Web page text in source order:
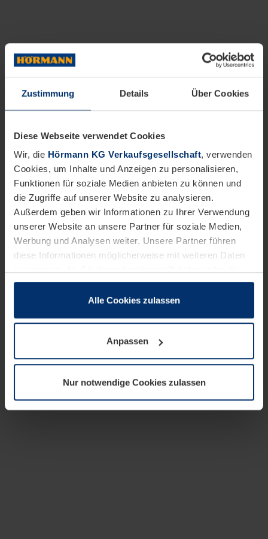
Zustimmung Details Über Cookies
Diese Webseite verwendet Cookies
Wir, die Hörmann KG Verkaufsgesellschaft, verwenden
Cookies, um Inhalte und Anzeigen zu personalisieren,
Funktionen für soziale Medien anbieten zu können und
die Zugriffe auf unserer Website zu analysieren.
Außerdem geben wir Informationen zu Ihrer Verwendung
unserer Website an unsere Partner für soziale Medien,
Werbung und Analysen weiter. Unsere Partner führen
diese Informationen möglicherweise mit weiteren Daten
sie im Rahmen Ihrer Nutzung der Dienste gesammelt
wenn diese für den Betrieb dieser Seite unbedingt
notwendig sind. Für alle anderen Cookie-Typen benötigen
wir Ihre Erlaubnis. Ihre Einwilligung können Sie jederzeit
Datenschutzerklärungunserer Website ändern oder
widerrufen.
Alle Cookies zulassen
Anpassen
Nur notwendige Cookies zulassen